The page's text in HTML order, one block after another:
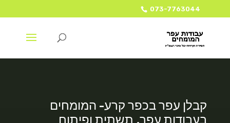
073-7763044
קבלן עפר בכפר קרע- המומחים
בעבודות עפר, תשתית ופיתוח